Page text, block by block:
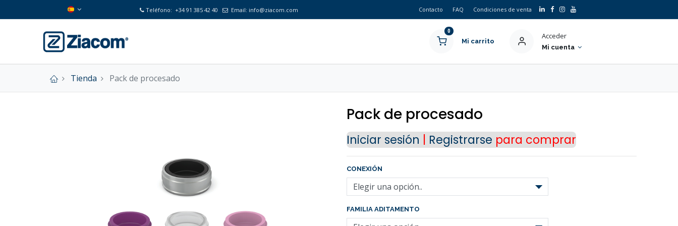
Teléfono: +34 91 385 42 40 Email: info@ziacom.com Contacto FAQ Condiciones de venta
0
Mi carrito
Acceder
Mi cuenta
Tienda Pack de procesado
Pack de procesado
Iniciar sesión | Registrarse para comprar
CONEXIÓN
FAMILIA ADITAMENTO
×
Nuestra tienda online se encuentra cerrada de forma
En este momento no se aceptan pedidos a través del sitio